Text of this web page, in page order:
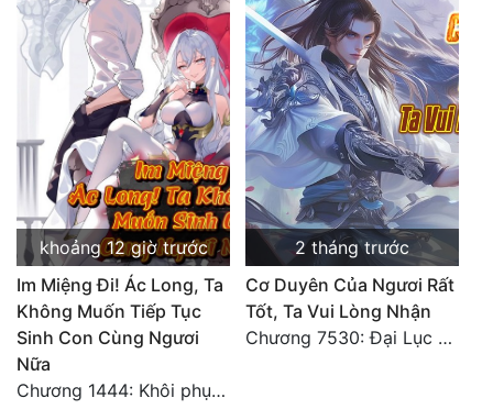
khoảng 12 giờ trước
Im Miệng Đi! Ác Long, Ta
Không Muốn Tiếp Tục
Sinh Con Cùng Ngươi
Nữa
Chương 1444: Khôi phục quỹ đạo
2 tháng trước
Cơ Duyên Của Ngươi Rất
Tốt, Ta Vui Lòng Nhận
Chương 7530: Đại Lục Khởi Nguyên – Kiến Thành 71